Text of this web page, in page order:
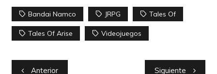
Bandai Namco JRPG Tales Of
Tales Of Arise Videojuegos
Navegación
Anterior Siguiente